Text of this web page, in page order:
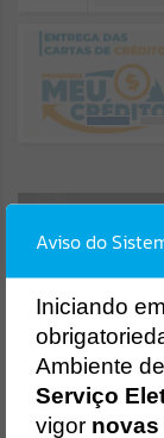
Resultados
Portais
SUBPORTAIS
Entrar
Aviso do
Iniciando em
Ambiente
Serviço
vigor novas